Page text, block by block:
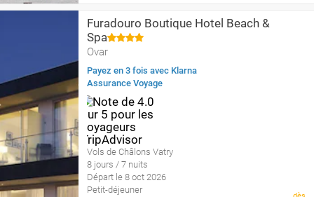
Furadouro Boutique Hotel Beach &
Spa
Ovar
Payez en 3 fois avec Klarna
Assurance Voyage
Vols de Châlons Vatry
8 jours / 7 nuits
Départ le 8 oct 2026
Petit-déjeuner